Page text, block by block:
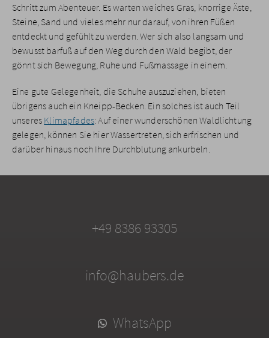
Schritt zum Abenteuer. Es warten weiches Gras, knorrige Äste,
Steine, Sand und vieles mehr nur darauf, von ihren Füßen
entdeckt und gefühlt zu werden. Wer sich also langsam und
bewusst barfuß auf den Weg durch den Wald begibt, der
gönnt sich Bewegung, Ruhe und Fußmassage in einem.
Eine gute Gelegenheit, die Schuhe auszuziehen, bieten
übrigens auch ein Kneipp-Becken. Ein solches ist auch Teil
unseres Klimapfades: Auf einer wunderschönen Waldlichtung
gelegen, können Sie hier Wassertreten, sich erfrischen und
darüber hinaus noch Ihre Durchblutung ankurbeln.
+49 8386 93305
info@haubers.de
WhatsApp